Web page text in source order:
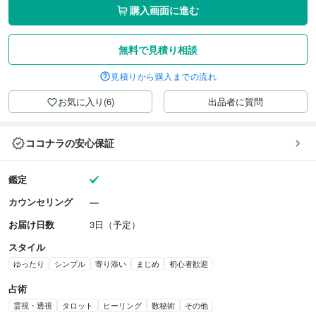
購入画面に進む
無料で見積り相談
見積りから購入までの流れ
お気に入り(6) 出品者に質問
ココナラの安心保証
鑑定
カウンセリング
お届け日数
3日（予定）
スタイル
ゆったり シンプル 寄り添い まじめ 初心者歓迎
占術
霊視・透視 タロット ヒーリング 数秘術 その他